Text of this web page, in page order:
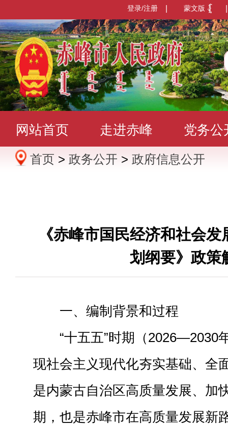
蒙文版
登录/注册
网站首页 走进赤峰 党务公
办事服务 政民互动 数据发
首页 > 政务公开 > 政府信息公开
《赤峰市国民经济和社会
划纲要》政策
一、编制背景和过程
“十五五”时期（2026—2030
现社会主义现代化夯实基础、全
是内蒙古自治区高质量发展、加
期，也是赤峰市在高质量发展新